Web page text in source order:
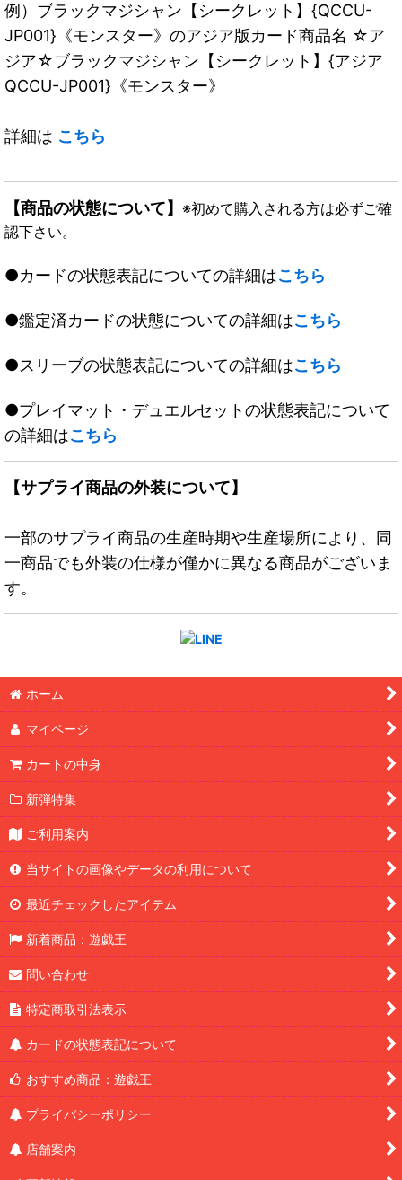
例）ブラックマジシャン【シークレット】{QCCU-
JP001}《モンスター》のアジア版カード商品名 ☆ア
ジア☆ブラックマジシャン【シークレット】{アジア
QCCU-JP001}《モンスター》
詳細は こちら
【商品の状態について】 ※初めて購入される方は必ずご確
認下さい。
●カードの状態表記についての詳細はこちら
●鑑定済カードの状態についての詳細はこちら
●スリーブの状態表記についての詳細はこちら
●プレイマット・デュエルセットの状態表記について
の詳細はこちら
【サプライ商品の外装について】
一部のサプライ商品の生産時期や生産場所により、同
一商品でも外装の仕様が僅かに異なる商品がございま
す。
ホーム
マイページ
カートの中身
新弾特集
ご利用案内
当サイトの画像やデータの利用について
最近チェックしたアイテム
新着商品：遊戯王
問い合わせ
特定商取引法表示
カードの状態表記について
おすすめ商品：遊戯王
プライバシーポリシー
店舗案内